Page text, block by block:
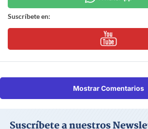
Suscríbete en:
Mostrar Comentarios